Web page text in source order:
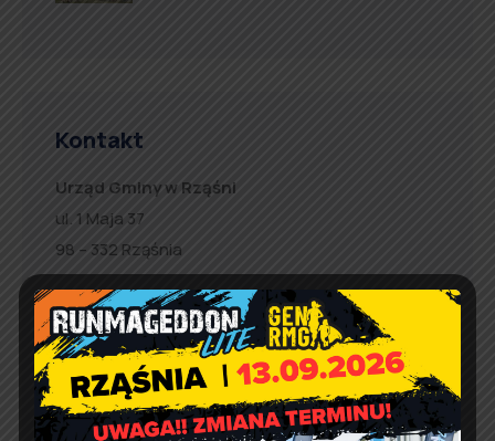
Kontakt
Urząd Gminy w Rząśni
ul. 1 Maja 37
98 – 332 Rząśnia
e-doręczenia:AE:PL-57726-56911-GBSAJ-23
adres email: gmina@rzasnia.pl
tel. 44 631-71-22 (biuro podawcze)